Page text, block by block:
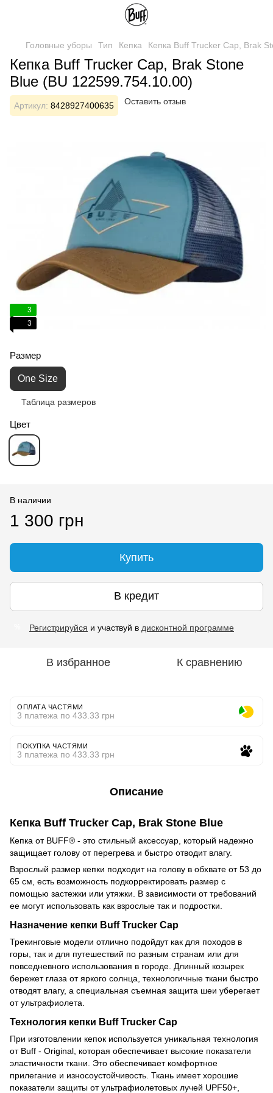
Головные уборы Тип Кепка Кепка Buff Trucker Cap, Brak
Кепка Buff Trucker Cap, Brak Stone
Blue (BU 122599.754.10.00)
Артикул: 8428927400635 Оставить отзыв
3
3
Размер
One Size
Таблица размеров
Цвет
В наличии
1 300 грн
Купить
В кредит
Регистрируйся и участвуй в дисконтной программе
В избранное К сравнению
ОПЛАТА ЧАСТЯМИ
3 платежа по 433.33 грн
ПОКУПКА ЧАСТЯМИ
3 платежа по 433.33 грн
Описание
Кепка Buff Trucker Cap, Brak Stone Blue
Кепка от BUFF® - это стильный аксессуар, который надежно
защищает голову от перегрева и быстро отводит влагу.
Взрослый размер кепки подходит на голову в обхвате от 53 до
65 см, есть возможность подкорректировать размер с
помощью застежки или утяжки. В зависимости от требований
ее могут использовать как взрослые так и подростки.
Назначение кепки Buff Trucker Cap
Трекинговые модели отлично подойдут как для походов в
горы, так и для путешествий по разным странам или для
повседневного использования в городе. Длинный козырек
бережет глаза от яркого солнца, технологичные ткани быстро
отводят влагу, а специальная съемная защита шеи уберегает
от ультрафиолета.
Технология кепки Buff Trucker Cap
При изготовлении кепок используется уникальная технология
от Buff - Original, которая обеспечивает высокие показатели
эластичности ткани. Это обеспечивает комфортное
прилегание и износоустойчивость. Ткань имеет хорошие
показатели защиты от ультрафиолетовых лучей UPF50+,